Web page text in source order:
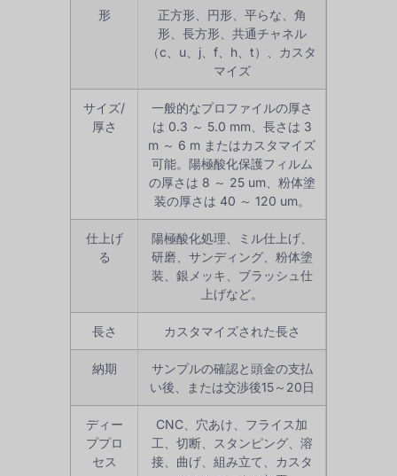
形
正方形、円形、平らな、角
形、長方形、共通チャネル
（c、u、j、f、h、t）、カスタ
マイズ
サイズ/
厚さ
一般的なプロファイルの厚さ
は 0.3 ～ 5.0 mm、長さは 3
m ～ 6 m またはカスタマイズ
可能。陽極酸化保護フィルム
の厚さは 8 ～ 25 um、粉体塗
装の厚さは 40 ～ 120 um。
仕上げ
る
陽極酸化処理、ミル仕上げ、
研磨、サンディング、粉体塗
装、銀メッキ、ブラッシュ仕
上げなど。
長さ カスタマイズされた長さ
納期
サンプルの確認と頭金の支払
い後、または交渉後15～20日
ディー
ププロ
セス
CNC、穴あけ、フライス加
工、切断、スタンピング、溶
接、曲げ、組み立て、カスタ